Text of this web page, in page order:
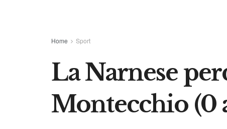
Home Sport
La Narnese
Montecchio (0